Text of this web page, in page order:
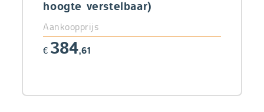
hoogte verstelbaar)
Aankoopprijs
€ 384,61